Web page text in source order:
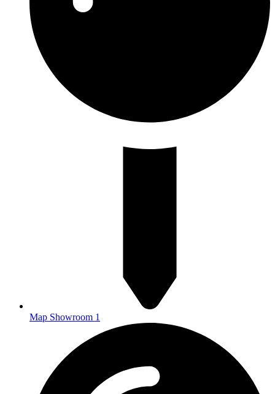
Map Showroom 1